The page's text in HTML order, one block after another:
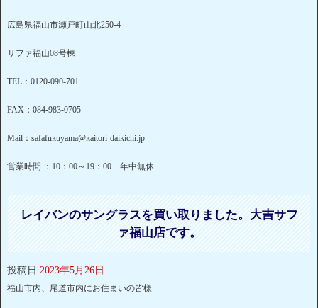
広島県福山市瀬戸町山北250-4
サファ福山08号棟
TEL：0120-090-701
FAX：084-983-0705
Mail：safafukuyama@kaitori-daikichi.jp
営業時間 ：10：00～19：00 年中無休
レイバンのサングラスを買い取りました。大吉サフ
ァ福山店です。
投稿日 2023年5月26日
福山市内、尾道市内にお住まいの皆様